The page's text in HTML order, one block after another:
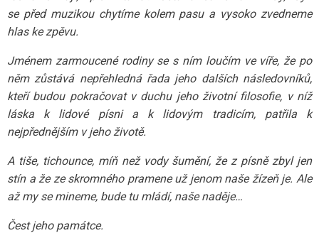
se před muzikou chytíme kolem pasu a vysoko zvedneme
hlas ke zpěvu.
Jménem zarmoucené rodiny se s ním loučím ve víře, že po
něm zůstává nepřehledná řada jeho dalších následovníků,
kteří budou pokračovat v duchu jeho životní filosofie, v níž
láska k lidové písni a k lidovým tradicím, patřila k
nejpřednějším v jeho životě.
A tiše, tichounce, míň než vody šumění, že z písně zbyl jen
stín a že ze skromného pramene už jenom naše žízeň je. Ale
až my se mineme, bude tu mládí, naše naděje…
Čest jeho památce.